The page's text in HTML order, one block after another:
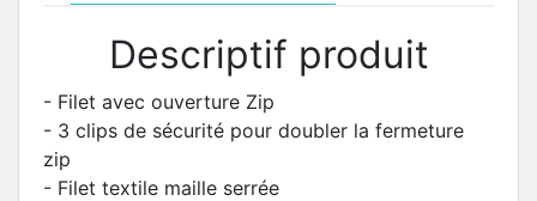
Descriptif produit
- Filet avec ouverture Zip
- 3 clips de sécurité pour doubler la fermeture
zip
- Filet textile maille serrée